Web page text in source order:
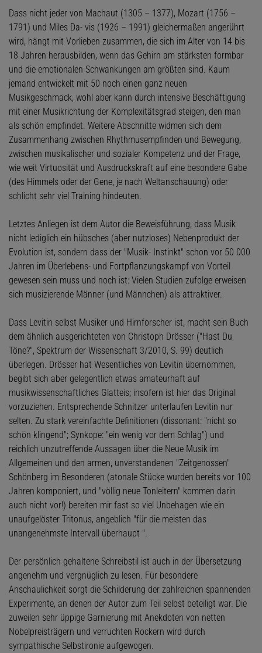
Dass nicht jeder von Machaut (1305 – 1377), Mozart (1756 –
1791) und Miles Da- vis (1926 – 1991) gleichermaßen angerührt
wird, hängt mit Vorlieben zusammen, die sich im Alter von 14 bis
18 Jahren herausbilden, wenn das Gehirn am stärksten formbar
und die emotionalen Schwankungen am größten sind. Kaum
jemand entwickelt mit 50 noch einen ganz neuen
Musikgeschmack, wohl aber kann durch intensive Beschäftigung
mit einer Musikrichtung der Komplexitätsgrad steigen, den man
als schön empfindet. Weitere Abschnitte widmen sich dem
Zusammenhang zwischen Rhythmusempfinden und Bewegung,
zwischen musikalischer und sozialer Kompetenz und der Frage,
wie weit Virtuosität und Ausdruckskraft auf eine besondere Gabe
(des Himmels oder der Gene, je nach Weltanschauung) oder
schlicht sehr viel Training hindeuten.
Letztes Anliegen ist dem Autor die Beweisführung, dass Musik
nicht lediglich ein hübsches (aber nutzloses) Nebenprodukt der
Evolution ist, sondern dass der "Musik- Instinkt" schon vor 50 000
Jahren im Überlebens- und Fortpflanzungskampf von Vorteil
gewesen sein muss und noch ist: Vielen Studien zufolge erweisen
sich musizierende Männer (und Männchen) als attraktiver.
Dass Levitin selbst Musiker und Hirnforscher ist, macht sein Buch
dem ähnlich ausgerichteten von Christoph Drösser ("Hast Du
Töne?", Spektrum der Wissenschaft 3/2010, S. 99) deutlich
überlegen. Drösser hat Wesentliches von Levitin übernommen,
begibt sich aber gelegentlich etwas amateurhaft auf
musikwissenschaftliches Glatteis; insofern ist hier das Original
vorzuziehen. Entsprechende Schnitzer unterlaufen Levitin nur
selten. Zu stark vereinfachte Definitionen (dissonant: "nicht so
schön klingend"; Synkope: "ein wenig vor dem Schlag") und
reichlich unzutreffende Aussagen über die Neue Musik im
Allgemeinen und den armen, unverstandenen "Zeitgenossen"
Schönberg im Besonderen (atonale Stücke wurden bereits vor 100
Jahren komponiert, und "völlig neue Tonleitern" kommen darin
auch nicht vor!) bereiten mir fast so viel Unbehagen wie ein
unaufgelöster Tritonus, angeblich "für die meisten das
unangenehmste Intervall überhaupt ".
Der persönlich gehaltene Schreibstil ist auch in der Übersetzung
angenehm und vergnüglich zu lesen. Für besondere
Anschaulichkeit sorgt die Schilderung der zahlreichen spannenden
Experimente, an denen der Autor zum Teil selbst beteiligt war. Die
zuweilen sehr üppige Garnierung mit Anekdoten von netten
Nobelpreisträgern und verruchten Rockern wird durch
sympathische Selbstironie aufgewogen.